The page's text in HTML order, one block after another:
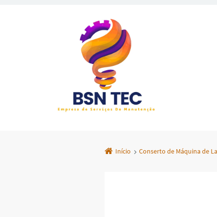
Início Conserto de Máquina de